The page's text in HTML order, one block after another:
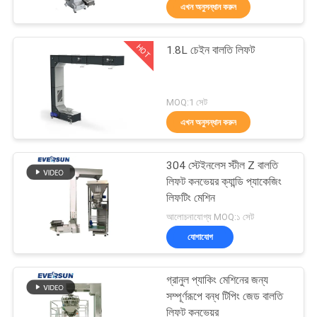
করুন
আবেদন
সাইটম্যাপ
টাম্বল স্ক্রিনিং মেশিন
বাল্ক ব্যাগ আনলোডার
এখন অনুসন্ধান করুন
HOT 1.8L চেইন বালতি লিফট
MOQ:1 সেট
এখন অনুসন্ধান করুন
304 স্টেইনলেস স্টীল Z বালতি
লিফট কনভেয়র ক্যান্ডি প্যাকেজিং
লিফটিং মেশিন
আলোচনাযোগ্য MOQ:১ সেট
যোগাযোগ
গ্রানুল প্যাকিং মেশিনের জন্য
সম্পূর্ণরূপে বন্ধ টিপিং জেড বালতি
লিফট কনভেয়র